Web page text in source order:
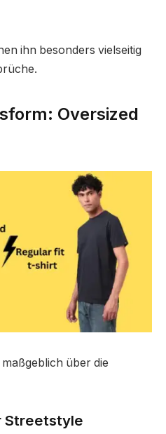
ihn besonders vielseitig
Oversized
über die
Streetstyle